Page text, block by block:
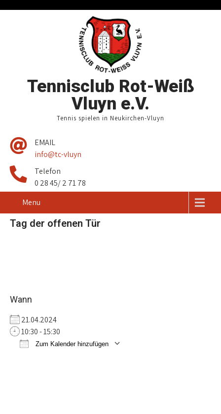
Tennisclub Rot-Weiß
Vluyn e.V.
Tennis spielen in Neukirchen-Vluyn
EMAIL
info@tc-vluyn
Telefon
0 28 45/ 2 71 78
Menu
Tag der offenen Tür
Wann
21.04.2024
10:30 - 15:30
Zum Kalender hinzufügen